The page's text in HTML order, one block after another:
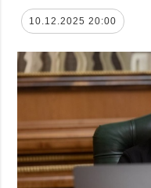
10.12.2025 20:00